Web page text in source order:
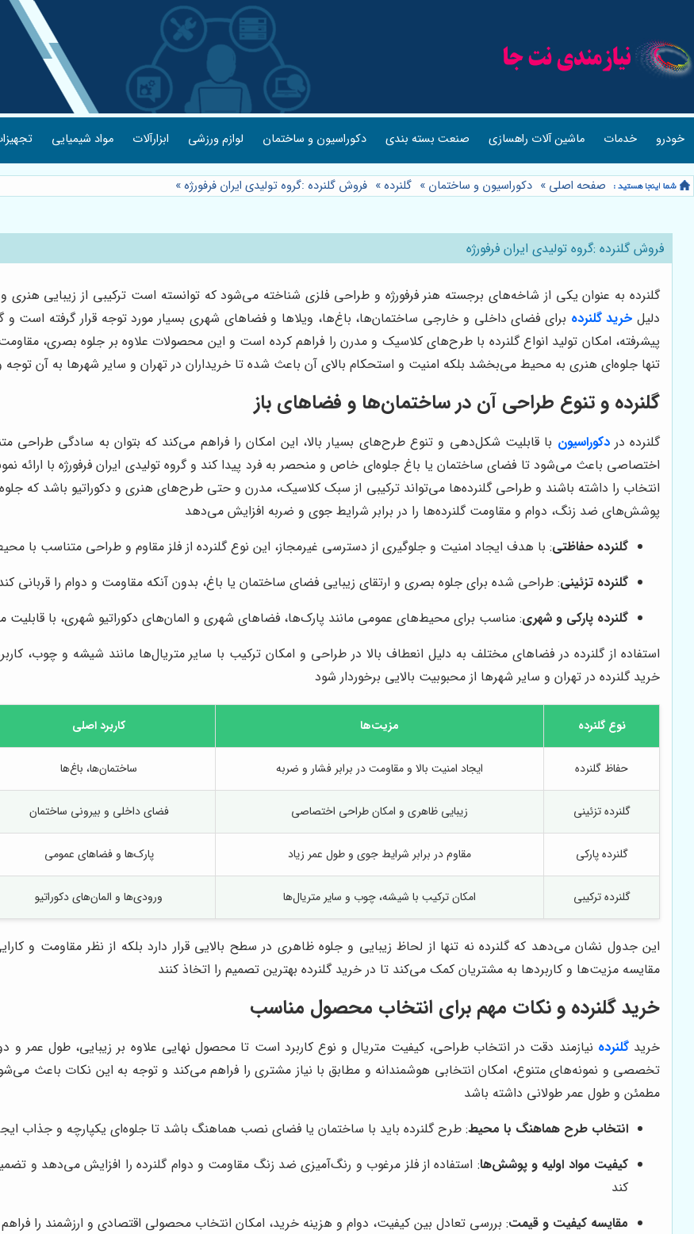
خودرو خدمات ماشین آلات راهسازی صنعت بسته بندی دکوراسیون و ساختمان لوازم ورزشی ابزارآلات مواد شیمیایی
صفحه اصلی » دکوراسیون و ساختمان » گلنرده» فروش گلنرده :گروه تولیدی ایران فرفورژه»
فروش گلنرده :گروه تولیدی ایران فرفورژه
گلنرده به عنوان یکی از شاخه‌های برجسته هنر فرفورژه و طراحی فلزی شناخته می‌شود که توانسته است ترکیبی از زیبایی
دلیل خرید گلنرده برای فضای داخلی و خارجی ساختمان‌ها، باغ‌ها، ویلاها و فضاهای شهری بسیار مورد توجه قرار گرفته است و
پیشرفته، امکان تولید انواع گلنرده با طرح‌های کلاسیک و مدرن را فراهم کرده است و این محصولات علاوه بر جلوه بصری، مقاومت
تنها جلوه‌ای هنری به محیط می‌بخشد بلکه امنیت و استحکام بالای آن باعث شده تا خریداران در تهران و سایر شهرها به آن توجه
گلنرده و تنوع طراحی آن در ساختمان‌ها و فضاهای باز
گلنرده دردکوراسیون با قابلیت شکل‌دهی و تنوع طرح‌های بسیار بالا، این امکان را فراهم می‌کند که بتوان به سادگی طراحی
اختصاصی باعث می‌شود تا فضای ساختمان یا باغ جلوه‌ای خاص و منحصر به فرد پیدا کند و گروه تولیدی ایران فرفورژه با
انتخاب را داشته باشند و طراحی گلنرده‌ها می‌تواند ترکیبی از سبک کلاسیک، مدرن و حتی طرح‌های هنری و دکوراتیو باشد که
پوشش‌های ضد زنگ، دوام و مقاومت گلنرده‌ها را در برابر شرایط جوی و ضربه افزایش می‌دهد
گلنرده حفاظتی: با هدف ایجاد امنیت و جلوگیری از دسترسی غیرمجاز، این نوع گلنرده از فلز مقاوم و طراحی متناسب با
گلنرده تزئینی: طراحی شده برای جلوه بصری و ارتقای زیبایی فضای ساختمان یا باغ، بدون آنکه مقاومت و دوام را قربانی
گلنرده پارکی و شهری: مناسب برای محیط‌های عمومی مانند پارک‌ها، فضاهای شهری و المان‌های دکوراتیو شهری، با قابلیت
استفاده از گلنرده در فضاهای مختلف به دلیل انعطاف بالا در طراحی و امکان ترکیب با سایر متریال‌ها مانند شیشه و چوب،
خرید گلنرده در تهران و سایر شهرها از محبوبیت بالایی برخوردار شود
نوع گلنرده مزیت‌ها کاربرد اصلی
حفاظ گلنرده ایجاد امنیت بالا و مقاومت در برابر فشار و ضربه ساختمان‌ها، باغ‌ها
گلنرده تزئینی زیبایی ظاهری و امکان طراحی اختصاصی فضای داخلی و بیرونی ساختمان
گلنرده پارکی مقاوم در برابر شرایط جوی و طول عمر زیاد پارک‌ها و فضاهای عمومی
گلنرده ترکیبی امکان ترکیب با شیشه، چوب و سایر متریال‌ها ورودی‌ها و المان‌های دکوراتیو
این جدول نشان می‌دهد که گلنرده نه تنها از لحاظ زیبایی و جلوه ظاهری در سطح بالایی قرار دارد بلکه از نظر مقاومت و
مقایسه مزیت‌ها و کاربردها به مشتریان کمک می‌کند تا در خرید گلنرده بهترین تصمیم را اتخاذ کنند
خرید گلنرده و نکات مهم برای انتخاب محصول مناسب
خریدگلنرده نیازمند دقت در انتخاب طراحی، کیفیت متریال و نوع کاربرد است تا محصول نهایی علاوه بر زیبایی، طول عمر و
تخصصی و نمونه‌های متنوع، امکان انتخابی هوشمندانه و مطابق با نیاز مشتری را فراهم می‌کند و توجه به این نکات باعث
مطمئن و طول عمر طولانی داشته باشد
انتخاب طرح هماهنگ با محیط: طرح گلنرده باید با ساختمان یا فضای نصب هماهنگ باشد تا جلوه‌ای یکپارچه و جذاب
کیفیت مواد اولیه و پوشش‌ها: استفاده از فلز مرغوب و رنگ‌آمیزی ضد زنگ مقاومت و دوام گلنرده را افزایش می‌دهد و
کند
مقایسه کیفیت و قیمت: بررسی تعادل بین کیفیت، دوام و هزینه خرید، امکان انتخاب محصولی اقتصادی و ارزشمند را